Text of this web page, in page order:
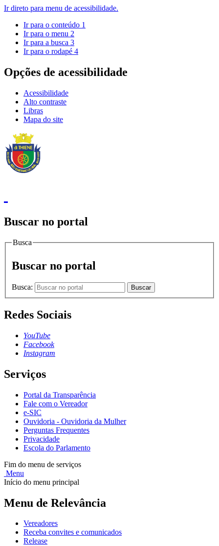
Ir direto para menu de acessibilidade.
Ir para o conteúdo 1
Ir para o menu 2
Ir para a busca 3
Ir para o rodapé 4
Opções de acessibilidade
Acessibilidade
Alto contraste
Libras
Mapa do site
Buscar no portal
Busca
Buscar no portal
Busca: Buscar
Redes Sociais
YouTube
Facebook
Instagram
Serviços
Portal da Transparência
Fale com o Vereador
e-SIC
Ouvidoria - Ouvidoria da Mulher
Perguntas Frequentes
Privacidade
Escola do Parlamento
Fim do menu de serviços
Menu
Início do menu principal
Menu de Relevância
Vereadores
Receba convites e comunicados
Release